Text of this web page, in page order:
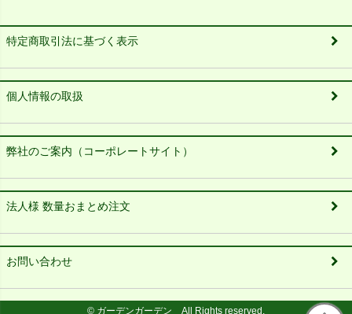
特定商取引法に基づく表示
個人情報の取扱
弊社のご案内（コーポレートサイト）
法人様 数量おまとめ注文
お問い合わせ
© ガーデンガーデン All Rights reserved.